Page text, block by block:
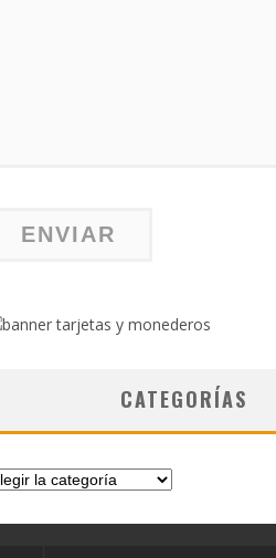
CATEGORÍAS